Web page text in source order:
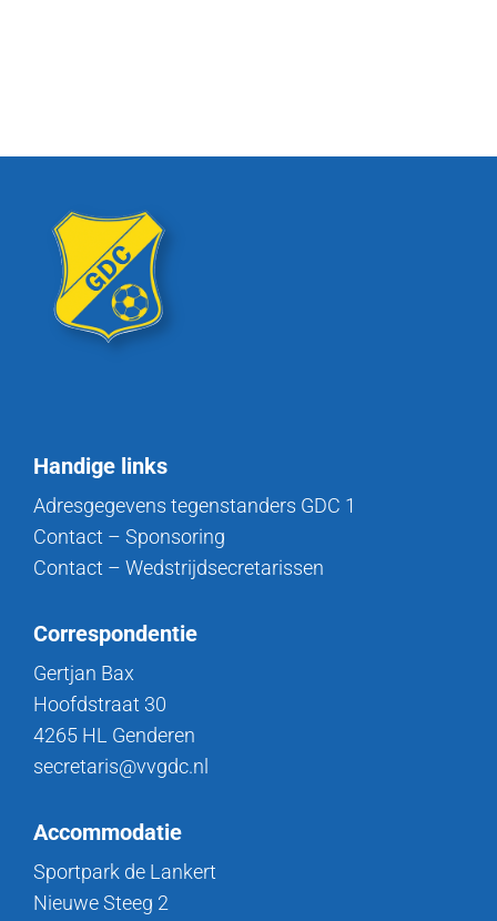
Handige links
Adresgegevens tegenstanders GDC 1
Contact – Sponsoring
Contact – Wedstrijdsecretarissen
Correspondentie
Gertjan Bax
Hoofdstraat 30
4265 HL Genderen
secretaris@vvgdc.nl
Accommodatie
Sportpark de Lankert
Nieuwe Steeg 2